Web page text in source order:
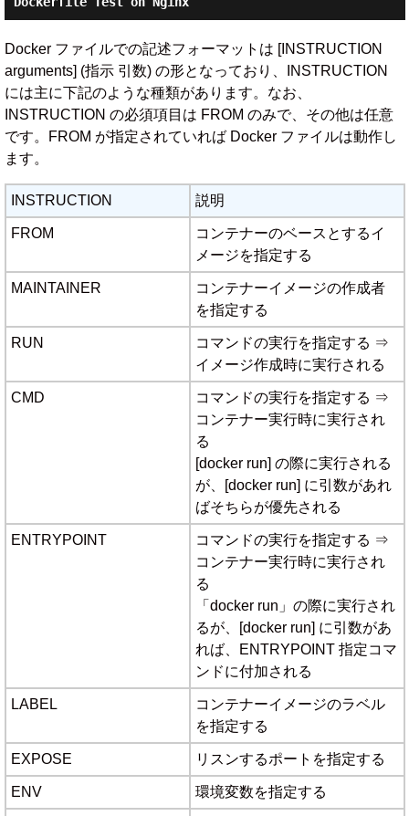
Docker ファイルでの記述フォーマットは [INSTRUCTION
arguments] (指示 引数) の形となっており、INSTRUCTION
には主に下記のような種類があります。なお、
INSTRUCTION の必須項目は FROM のみで、その他は任意
です。FROM が指定されていれば Docker ファイルは動作し
ます。
INSTRUCTION 説明
FROM
コンテナーのベースとするイ
メージを指定する
MAINTAINER
コンテナーイメージの作成者
を指定する
RUN
コマンドの実行を指定する ⇒
イメージ作成時に実行される
CMD
コマンドの実行を指定する ⇒
コンテナー実行時に実行され
る
[docker run] の際に実行される
が、[docker run] に引数があれ
ばそちらが優先される
ENTRYPOINT
コマンドの実行を指定する ⇒
コンテナー実行時に実行され
る
「docker run」の際に実行され
るが、[docker run] に引数があ
れば、ENTRYPOINT 指定コマ
ンドに付加される
LABEL
コンテナーイメージのラベル
を指定する
EXPOSE リスンするポートを指定する
ENV 環境変数を指定する